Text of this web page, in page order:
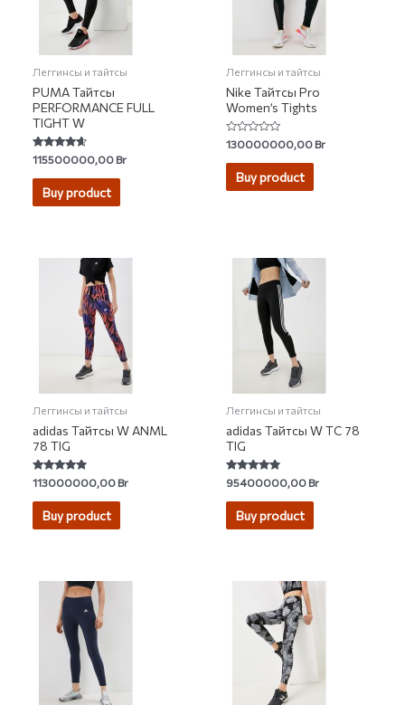
Леггинсы и тайтсы
PUMA Тайтсы
PERFORMANCE FULL
TIGHT W
Rated
4.41
out of 5
115500000,00Br
Buy product
Леггинсы и тайтсы
Nike Тайтсы Pro
Women’s Tights
Rated
0
out
130000000,00Br
Buy product
Леггинсы и тайтсы
adidas Тайтсы W ANML
78 TIG
Rated
4.60
out of 5
113000000,00Br
Buy product
Леггинсы и тайтсы
adidas Тайтсы W TC 78
TIG
Rated
4.59
out of 5
95400000,00Br
Buy product